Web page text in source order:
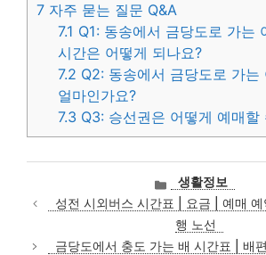
7 자주 묻는 질문 Q&A
7.1 Q1: 동송에서 금당도로 가는
시간은 어떻게 되나요?
7.2 Q2: 동송에서 금당도로 가는
얼마인가요?
7.3 Q3: 승선권은 어떻게 예매할
카
테
고
리
생활정보
성전 시외버스 시간표 | 요금 | 예매
행 노선
금당도에서 충도 가는 배 시간표 | 배